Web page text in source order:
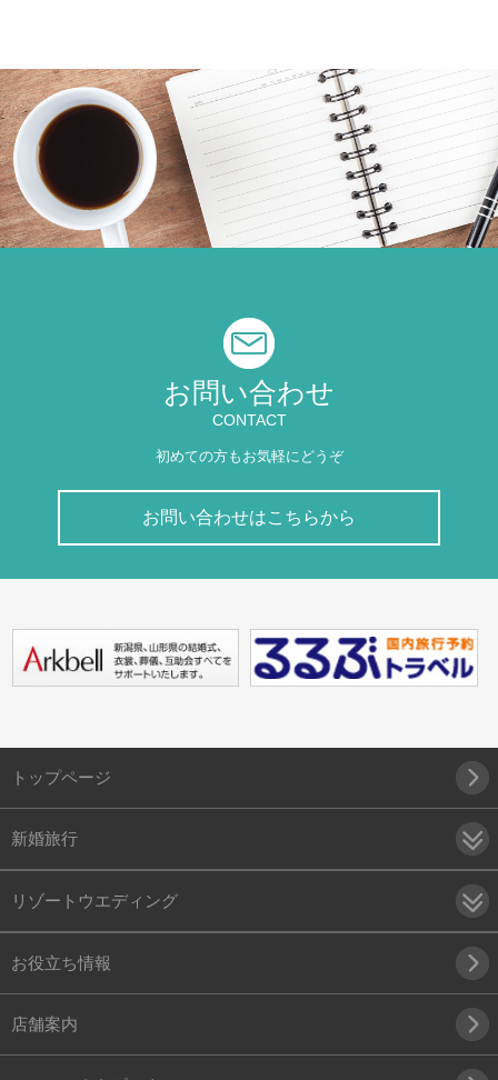
お問い合わせ
CONTACT
初めての方もお気軽にどうぞ
お問い合わせはこちらから
トップページ
新婚旅行
リゾートウエディング
お役立ち情報
店舗案内